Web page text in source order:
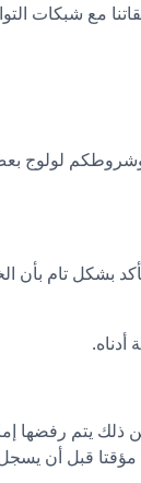
مع شبكات
وشروطكم لولوج
بشكل تام بأن
يتم رفضها إما
مؤقتا قبل أن